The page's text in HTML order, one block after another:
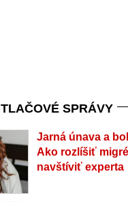
TLAČOVÉ SPRÁVY
Jarná únava a
Ako rozlíšiť
navštíviť experta